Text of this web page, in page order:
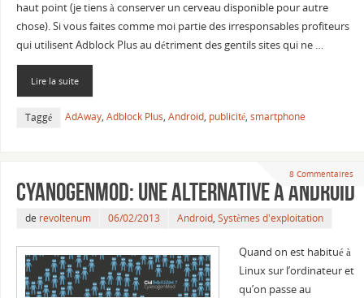
haut point (je tiens à conserver un cerveau disponible pour autre
chose). Si vous faites comme moi partie des irresponsables profiteurs
qui utilisent Adblock Plus au détriment des gentils sites qui ne …
Lire la suite
Taggé AdAway, Adblock Plus, Android, publicité, smartphone
8 Commentaires
CyanogenMod: une alternative à Android
de revoltenum 06/02/2013 Android, Systèmes d'exploitation
Quand on est habitué à
Linux sur l’ordinateur et
qu’on passe au